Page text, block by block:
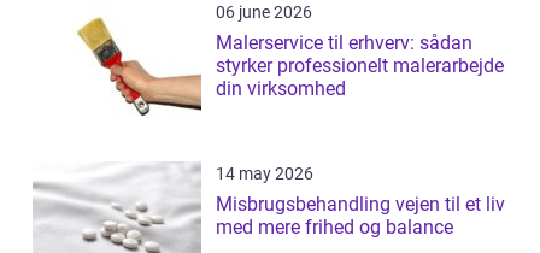
06 june 2026
Malerservice til erhverv: sådan
styrker professionelt malerarbejde
din virksomhed
14 may 2026
Misbrugsbehandling vejen til et liv
med mere frihed og balance